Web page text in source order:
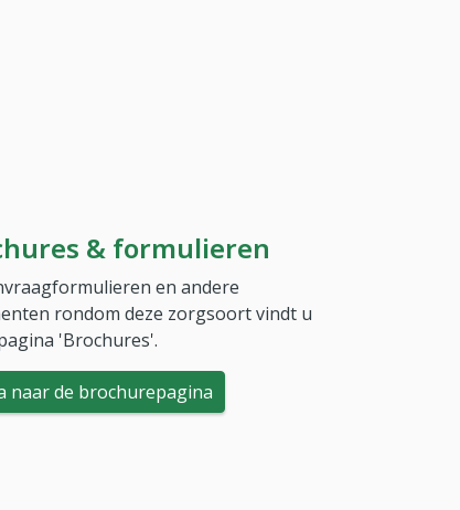
& formulieren
en andere
rondom deze zorgsoort vindt u
'Brochures'.
naar de brochurepagina